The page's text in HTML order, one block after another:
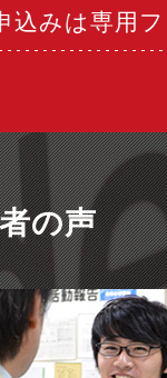
込みは専用
の声